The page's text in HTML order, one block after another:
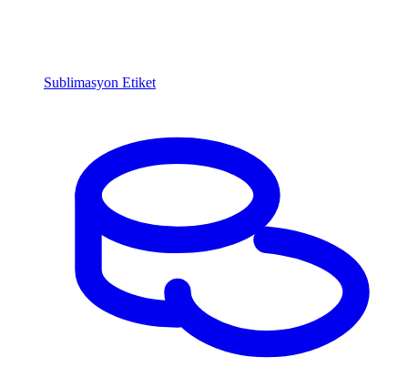
Sublimasyon Etiket